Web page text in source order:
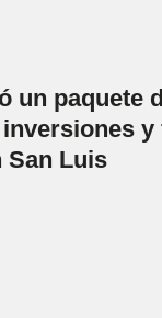
un paquete
San Luis